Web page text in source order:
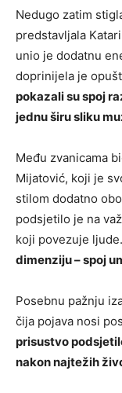
Nedugo zatim
predstavljala
unio je dodatnu
doprinijela je
pokazali su spoj
jednu širu sliku
Među zvanicama
Mijatović, koji je
stilom dodatno
podsjetilo je na
koji povezuje ljude.
dimenziju – spoj
Posebnu pažnju
čija pojava nosi
prisustvo
nakon najtežih